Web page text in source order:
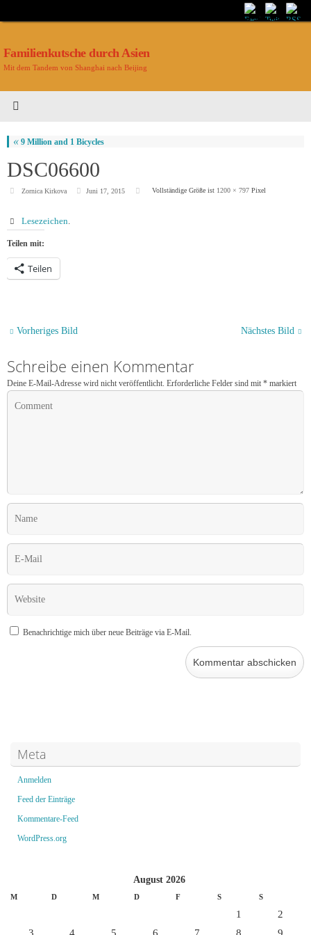
Familienkutsche durch Asien
Mit dem Tandem von Shanghai nach Beijing
« 9 Million and 1 Bicycles
DSC06600
Zornica Kirkova Juni 17, 2015 Vollständige Größe ist 1200 × 797Pixel
Lesezeichen.
Teilen mit:
Teilen
Vorheriges Bild Nächstes Bild
Schreibe einen Kommentar
Deine E-Mail-Adresse wird nicht veröffentlicht. Erforderliche Felder sind mit * markiert
Benachrichtige mich über neue Beiträge via E-Mail.
Meta
Anmelden
Feed der Einträge
Kommentare-Feed
WordPress.org
August 2026
M D M D F S S
1
2